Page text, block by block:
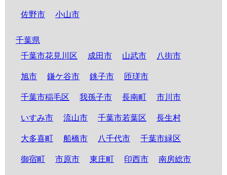
佐野市 小山市
千葉県
千葉市花見川区
成田市 山武市 八街市
旭市 鎌ケ谷市 銚子市 匝瑳市
千葉市稲毛区 我孫子市 長南町 市川市
いすみ市 流山市 千葉市若葉区 長生村
大多喜町 船橋市 八千代市 千葉市緑区
御宿町 市原市 東庄町 印西市 南房総市